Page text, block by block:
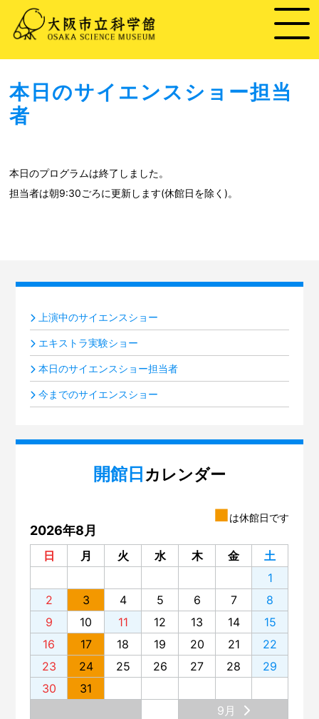
本日のサイエンスショー担当
者
本日のプログラムは終了しました。
担当者は朝9:30ごろに更新します(休館日を除く)。
上演中のサイエンスショー
エキストラ実験ショー
本日のサイエンスショー担当者
今までのサイエンスショー
開館日 カレンダー
■は休館日です
2026年8月
日 月 火 水 木 金
土
1
2
3 4 5 6 7
8
9
10 11 12 13 14
15
16
17 18 19 20 21
22
23
24 25 26 27 28
29
30
31
9月